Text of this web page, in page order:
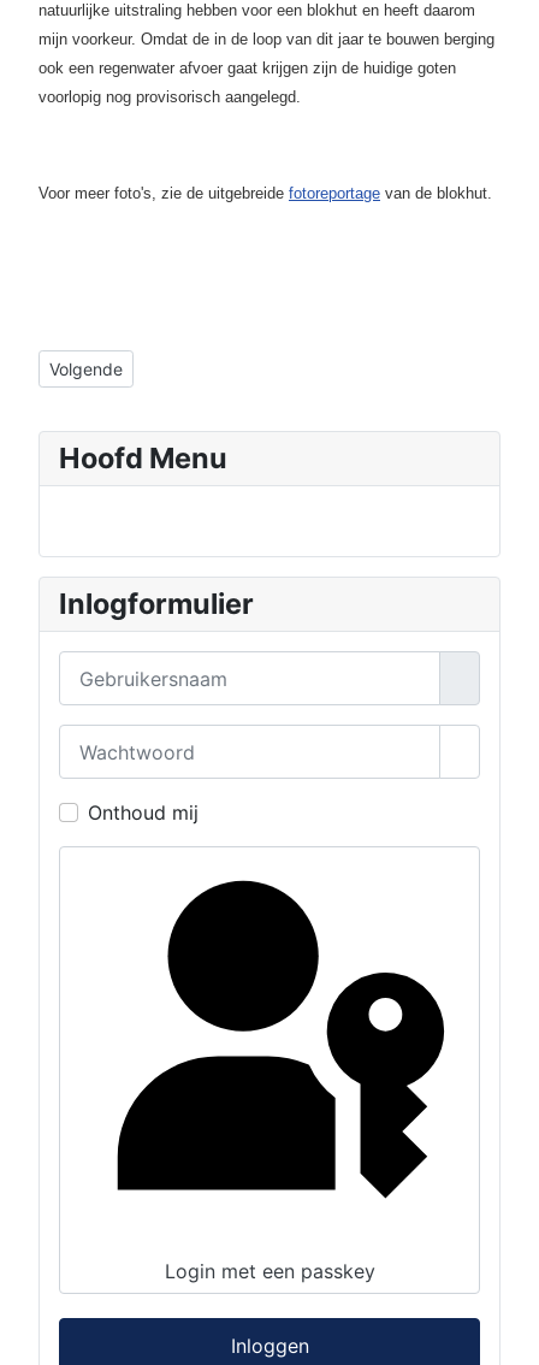
Hoofd Menu
Inlogformulier
Onthoud mij
Login met een passkey
Inloggen
natuurlijke uitstraling hebben voor een blokhut en heeft daarom
mijn voorkeur. Omdat de in de loop van dit jaar te bouwen berging
ook een regenwater afvoer gaat krijgen zijn de huidige goten
voorlopig nog provisorisch aangelegd.
Voor meer foto's, zie de uitgebreide fotoreportage van de blokhut.
Volgende artikel: Fotoreportage bouw blokhut
Volgende